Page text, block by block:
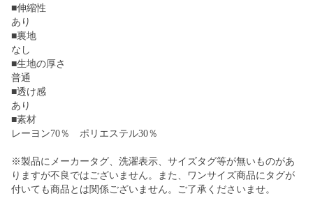
■伸縮性
あり
■裏地
なし
■生地の厚さ
普通
■透け感
あり
■素材
レーヨン70％ ポリエステル30％
※製品にメーカータグ、洗濯表示、サイズタグ等が無いものがあ
りますが不良ではございません。また、ワンサイズ商品にタグが
付いても商品とは関係ございません。ご了承くださいませ。